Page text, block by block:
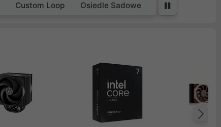
Custom Loop Osiedle Sadowe